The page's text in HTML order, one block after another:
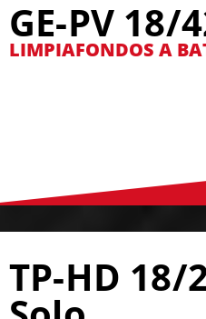
GE-PV 18/
LIMPIAFONDOS A
TP-HD 18/